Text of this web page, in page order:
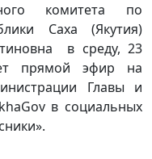
комитета по
Саха (Якутия)
в среду, 23
прямой эфир на
Главы и
в социальных